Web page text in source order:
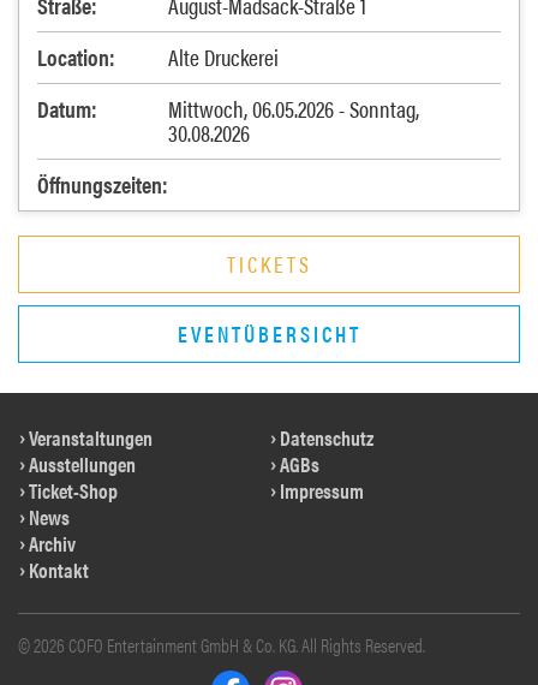
Location:
Alte Druckerei
Datum:
Mittwoch, 06.05.2026 - Sonntag,
30.08.2026
Öffnungszeiten:
TICKETS
EVENTÜBERSICHT
Veranstaltungen
Ausstellungen
Ticket-Shop
News
Archiv
Kontakt
Datenschutz
AGBs
Impressum
© 2026 COFO Entertainment GmbH & Co. KG. All Rights Reserved.